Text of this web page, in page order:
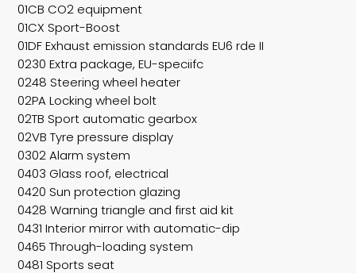
km/l
tank
01CB CO2 equipment
01CX Sport-Boost
01DF Exhaust emission standards EU6 rde II
0230 Extra package, EU-speciifc
0248 Steering wheel heater
02PA Locking wheel bolt
02TB Sport automatic gearbox
02VB Tyre pressure display
0302 Alarm system
0403 Glass roof, electrical
0420 Sun protection glazing
0428 Warning triangle and first aid kit
0431 Interior mirror with automatic-dip
0465 Through-loading system
0481 Sports seat